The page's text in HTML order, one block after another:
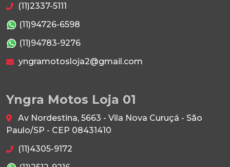
(11)2337-5111
(11)94726-6598
(11)94783-9276
yngramotosloja2@gmail.com
Yngra Motos Loja 01
Av Nordestina, 5663 - Vila Nova Curuçá - São
Paulo/SP - CEP 08431410
(11)4305-9172